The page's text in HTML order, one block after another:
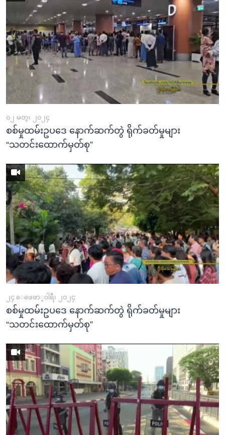
၀၂ မတ္၊ ၂၀၂၄
စစ်မှုထမ်းဥပဒေ နောက်ဆက်တွဲ ရိုက်ခတ်မှုများ
“သတင်းထောက်မှတ်စု”
၂၄ ေဖေဖာ္၀ါရီ၊ ၂၀၂၄
စစ်မှုထမ်းဥပဒေ နောက်ဆက်တွဲ ရိုက်ခတ်မှုများ
“သတင်းထောက်မှတ်စု”